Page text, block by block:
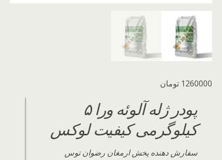
1260000 تومان
پودر ژله آلوئه ورا ۵
کیلوگرمی کیفیت لوکس
سفارش دهنده پخش ارمغان رضوان توس